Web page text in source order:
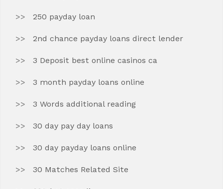
250 payday loan
2nd chance payday loans direct lender
3 Deposit best online casinos ca
3 month payday loans online
3 Words additional reading
30 day pay day loans
30 day payday loans online
30 Matches Related Site